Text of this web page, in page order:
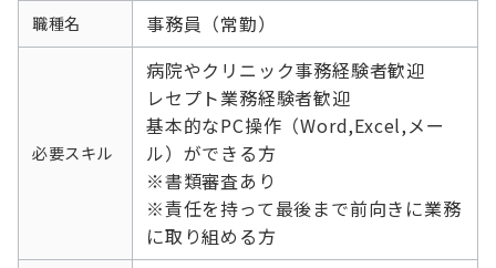
職種名 事務員（常勤）
必要スキル
病院やクリニック事務経験者歓迎
レセプト業務経験者歓迎
基本的なPC操作（Word,Excel,メー
ル）ができる方
※書類審査あり
※責任を持って最後まで前向きに業務
に取り組める方